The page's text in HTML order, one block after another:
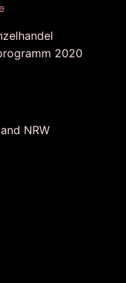
2020
NRW